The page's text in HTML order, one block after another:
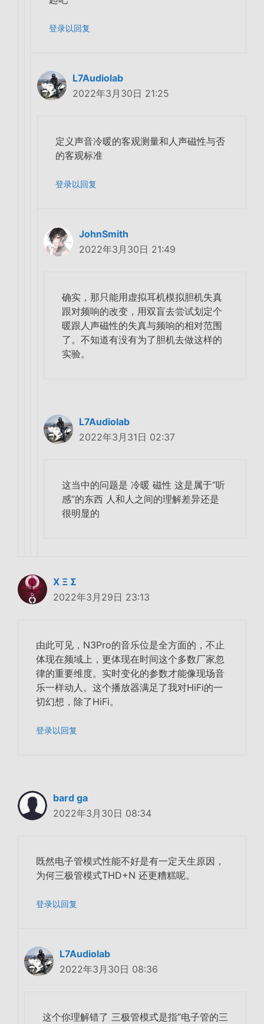
登录以回复
L7Audiolab
2022年3月30日 21:25
定义声音冷暖的客观测量和人声磁性与否
的客观标准
登录以回复
JohnSmith
2022年3月30日 21:49
确实，那只能用虚拟耳机模拟胆机失真
跟对频响的改变，用双盲去尝试划定个
暖跟人声磁性的失真与频响的相对范围
了。不知道有没有为了胆机去做这样的
实验。
L7Audiolab
2022年3月31日 02:37
这当中的问题是 冷暖 磁性 这是属于“听
感”的东西 人和人之间的理解差异还是
很明显的
Χ Ξ Σ
2022年3月29日 23:13
由此可见，N3Pro的音乐位是全方面的，不止
体现在频域上，更体现在时间这个多数厂家忽
律的重要维度。实时变化的参数才能像现场音
乐一样动人。这个播放器满足了我对HiFi的一
切幻想，除了HiFi。
登录以回复
bard ga
2022年3月30日 08:34
既然电子管模式性能不好是有一定天生原因，
为何三极管模式THD+N 还更糟糕呢。
登录以回复
L7Audiolab
2022年3月30日 08:36
这个你理解错了 三极管模式是指”电子管的三